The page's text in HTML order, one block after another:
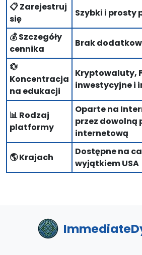
📋 Zarejestruj
się
Szybki i prosty
💰 Szczegóły
cennika
Brak
💱
Koncentracja
na edukacji
Kryptowaluty,
inwestycyjne i
📊 Rodzaj
platformy
Oparte na
przez dowolną
internetową
🌎 Krajach
Dostępne na
wyjątkiem USA